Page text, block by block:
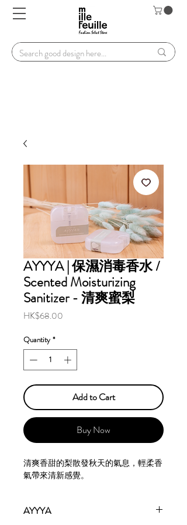
AYYYA | 保濕消毒香水 /
Scented Moisturizing
Sanitizer - 清爽蜜梨
HK$68.00
Quantity *
Add to Cart
Buy Now
清爽香甜的梨散發秋天的氣息，輕柔香
氣帶來清新感覺。
AYYYA